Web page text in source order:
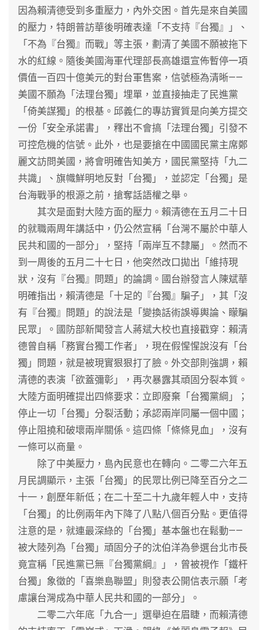
因為賴清德受到多重壓力，內外交困。首先是來自美國
的壓力，特朗普訪華後明確表達「不支持『台獨』」、
「不為『台獨』而戰」等主張，劃清了美國不願被拖下
水的紅線。隨後美國海軍代理部長高雄還宣佈暫停一項
價值一百四十億美元的對台軍售案，信號極為清晰——
美國不願為「法理台獨」埋單，並直接抽走了民進黨
「倚美謀獨」的根基。邱義仁的專訪實質是向美方提交
一份「安全承諾書」，釋出不會搞「法理台獨」引發不
可控危機的信號。此外，也是要搶在中國國民黨主席鄭
麗文訪問美國，將會明確告知美方，國民黨堅持「九二
共識」、旗幟鮮明地反對「台獨」，並認定「台獨」是
台海戰爭的根源之前，搶奪話語權之舉。
其次是面對大陸方面的壓力。賴清德在五月二十日
的就職兩周年講話中，仍公然宣稱「台灣不屬於中華人
民共和國的一部分」，堅持「兩岸互不隸屬」。然而不
到一周後的五月二十七日，他突然改口拋出「維持現
狀，沒有『台獨』問題」的論調。國台辦發言人陳斌華
明確指出，賴清德是「十足的『台獨』騙子」，其「沒
有『台獨』問題」的說法是「變換話術誤導輿論、矇騙
民眾」。國防部新聞發言人蔣斌大校也直接戳穿：賴清
德曾自稱「務實台獨工作者」，現在假惺惺說沒有「台
獨」問題，就是被現實狠狠打了臉。外交部則強調，賴
清德的表演「欲蓋彌彰」，再次暴露其頑固分裂本質。
大陸方面明確提出四條要求：立即廢棄「台獨黨綱」；
停止一切「台獨」分裂活動；承認兩岸同屬一個中國；
停止阻撓和破壞兩岸關係。這四條「條條見血」，沒有
一條可以商量。
除了中美壓力，島內民意也在轉向。二零二六年五
月民調顯示，主張「台獨」的民眾比例已降至百分之二
十一，創歷年新低；在二十至二十九歲年輕人中，支持
「台獨」的比例兩年內下降了八點八個百分點。更值得
注意的是，就連最深綠的「台獨」基本盤也在鬆動——
被大陸列為「台獨」頑固分子的沈伯洋為參選台北市長
竟宣稱「民進黨已無『台獨黨綱』」，曾被視作「鐵杆
台獨」象徵的「喜樂島聯盟」則發表公開信表示願「考
慮讓台灣成為中華人民共和國的一部分」。
二零二六年底「九合一」選舉迫在眉睫，而賴清德